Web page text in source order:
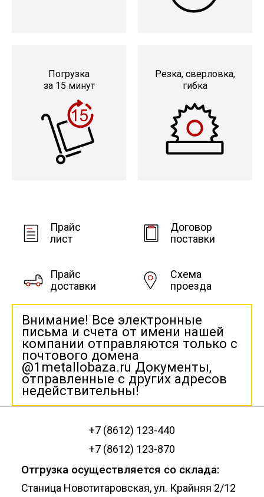
Погрузка
за 15 минут
Резка, сверловка,
гибка
Прайс
лист
Договор
поставки
Прайс
доставки
Схема
проезда
Внимание! Все электронные
письма и счета от имени нашей
компании отправляются только с
почтового домена
@1metallobaza.ru Документы,
отправленные с других адресов
недействительны!
+7 (8612) 123-440
+7 (8612) 123-870
Отгрузка осуществляется со склада:
Станица Новотитаровская, ул. Крайняя 2/12